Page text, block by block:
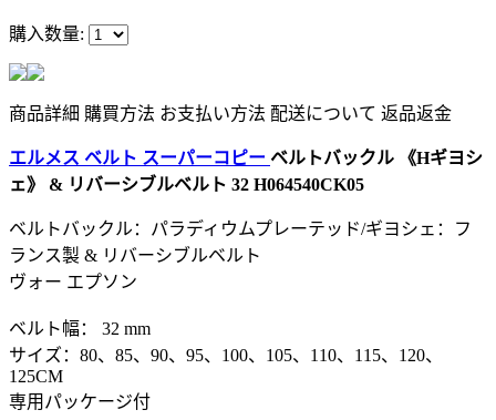
購入数量:
商品詳細 購買方法 お支払い方法 配送について 返品返金
エルメス ベルト スーパーコピー ベルトバックル 《Hギヨシ
ェ》 & リバーシブルベルト 32 H064540CK05
ベルトバックル：パラディウムプレーテッド/ギヨシェ：フ
ランス製 & リバーシブルベルト
ヴォー エプソン
ベルト幅： 32 mm
サイズ：80、85、90、95、100、105、110、115、120、
125CM
専用パッケージ付